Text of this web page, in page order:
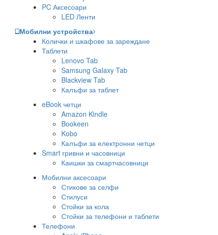
PC Аксесоари
LED Ленти
Мобилни устройства
Колички и шкафове за зареждане
Таблети
Lenovo Tab
Samsung Galaxy Tab
Blackview Tab
Калъфи за таблет
eBook четци
Amazon Kindle
Bookeen
Kobo
Калъфи за електронни четци
Smart гривни и часовници
Каишки за смартчасовници
Мобилни аксесоари
Стикове за селфи
Стилуси
Стойки за кола
Стойки за телефони и таблети
Телефони